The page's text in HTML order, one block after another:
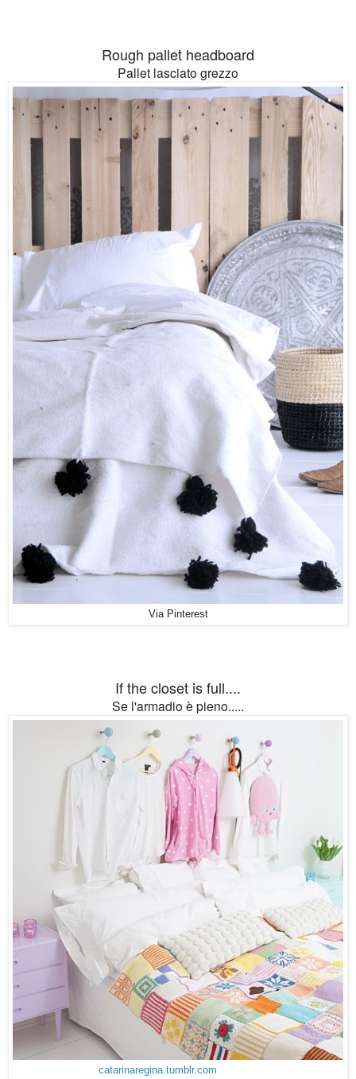
Rough pallet headboard
Pallet lasciato grezzo
Via Pinterest
If the closet is full....
Se l'armadio è pieno.....
catarinaregina.tumblr.com